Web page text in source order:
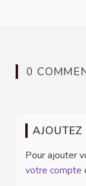
0
Pour ajouter
votre compte